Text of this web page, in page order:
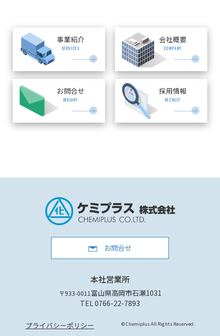
事業紹介
SERVICES
会社概要
COMPANY
お問合せ
INQUIRY
採用情報
RECRUIT
お問合せ
本社営業所
〒933-0011 富山県高岡市石瀬1031
TEL 0766-22-7893
プライバシーポリシー © Chemiplus All Rights Reserved.